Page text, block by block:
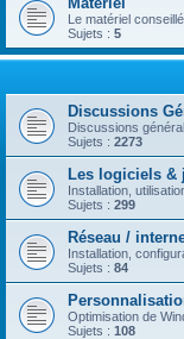
Le matériel
Sujets : 5
Discussions
Discussions
Sujets : 2273
Les logiciels &
Installation,
Sujets : 299
Réseau /
Installation,
Sujets : 84
Optimisation de
Sujets : 108